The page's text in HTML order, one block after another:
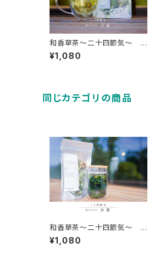
和香草茶～二十四節気～
立夏
¥1,080
同じカテゴリの商品
和香草茶～二十四節気～
小暑
¥1,080